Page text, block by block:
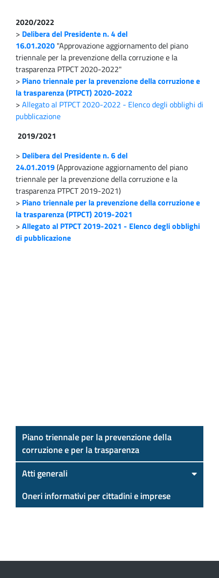
2020/2022
> Delibera del Presidente n. 4 del
16.01.2020 "Approvazione aggiornamento del piano
triennale per la prevenzione della corruzione e la
trasparenza PTPCT 2020-2022"
> Piano triennale per la prevenzione della corruzione e
la trasparenza (PTPCT) 2020-2022
> Allegato al PTPCT 2020-2022 - Elenco degli obblighi di
pubblicazione
2019/2021
> Delibera del Presidente n. 6 del
24.01.2019(Approvazione aggiornamento del piano
triennale per la prevenzione della corruzione e la
trasparenza PTPCT 2019-2021)
> Piano triennale per la prevenzione della corruzione e
la trasparenza (PTPCT) 2019-2021
> Allegato al PTPCT 2019-2021 - Elenco degli obblighi
di pubblicazione
Piano triennale per la prevenzione della
corruzione e per la trasparenza
Atti generali
Oneri informativi per cittadini e imprese